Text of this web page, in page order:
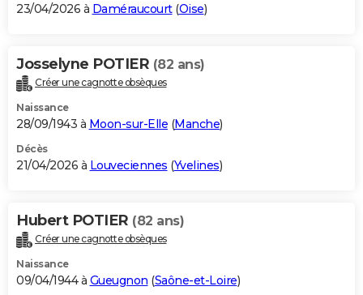
23/04/2026 à Daméraucourt(Oise)
Josselyne POTIER (82 ans)
Créer une cagnotte obsèques
Naissance
28/09/1943 à Moon-sur-Elle (Manche)
Décès
21/04/2026 à Louveciennes (Yvelines)
Hubert POTIER (82 ans)
Créer une cagnotte obsèques
Naissance
09/04/1944 à Gueugnon (Saône-et-Loire)